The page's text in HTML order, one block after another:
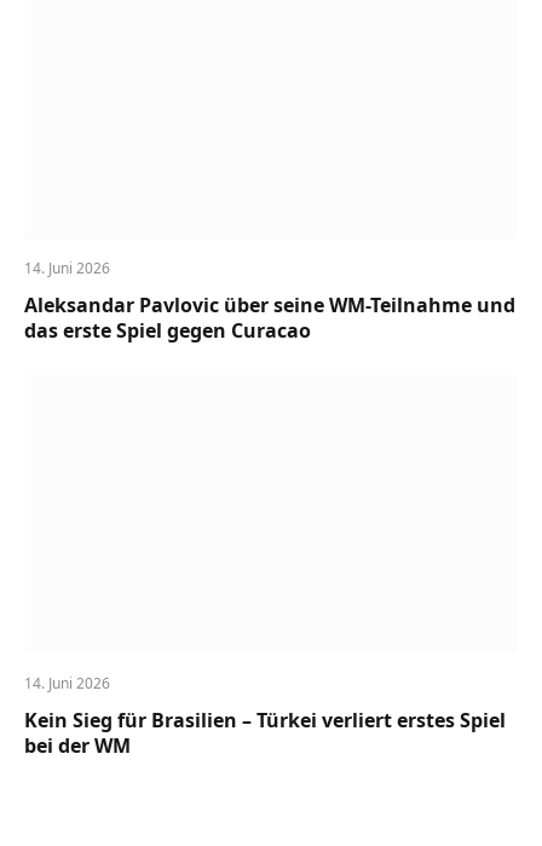
14. Juni 2026
Aleksandar Pavlovic über seine WM-Teilnahme und
das erste Spiel gegen Curacao
14. Juni 2026
Kein Sieg für Brasilien – Türkei verliert erstes Spiel
bei der WM